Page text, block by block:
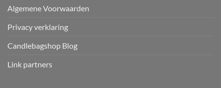
Algemene Voorwaarden
Privacy verklaring
Candlebagshop Blog
Link partners